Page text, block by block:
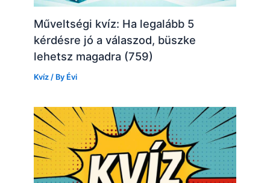
Műveltségi kvíz: Ha legalább 5
kérdésre jó a válaszod, büszke
lehetsz magadra (759)
Kvíz / By Évi